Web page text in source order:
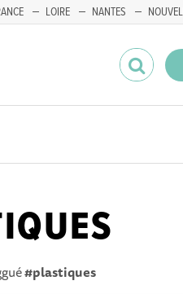
LOIRE NANTES
#plastiques